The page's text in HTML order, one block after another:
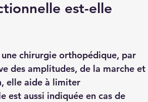
est-elle
chirurgie orthopédique, par
des amplitudes, de la marche et
elle aide à limiter
est aussi indiquée en cas de